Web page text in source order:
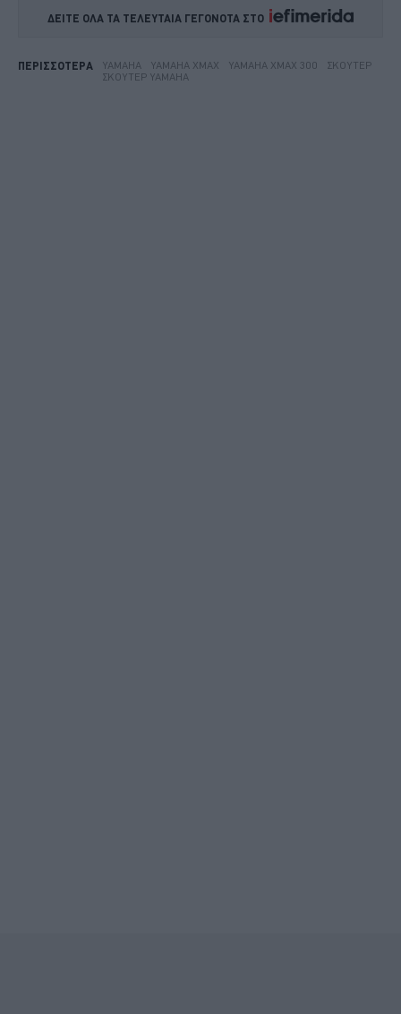
ΔΕΙΤΕ ΟΛΑ ΤΑ ΤΕΛΕΥΤΑΙΑ ΓΕΓΟΝΟΤΑ ΣΤΟ
ΠΕΡΙΣΣΟΤΕΡΑ YAMAHA YAMAHA XMAX YAMAHA XMAX 300
ΣΚΟΥΤΕΡ
ΣΚΟΎΤΕΡ YAMAHA